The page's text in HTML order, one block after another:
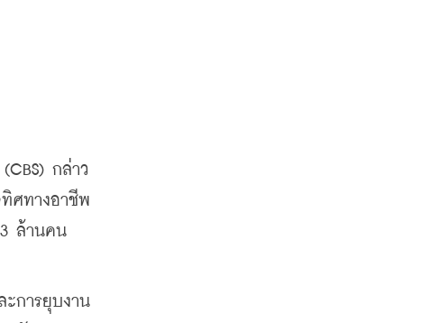
กล่าว
ศทางอาชีพ
ล้านคน
การยุบงาน